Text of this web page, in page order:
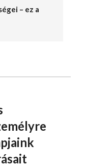
– ez a